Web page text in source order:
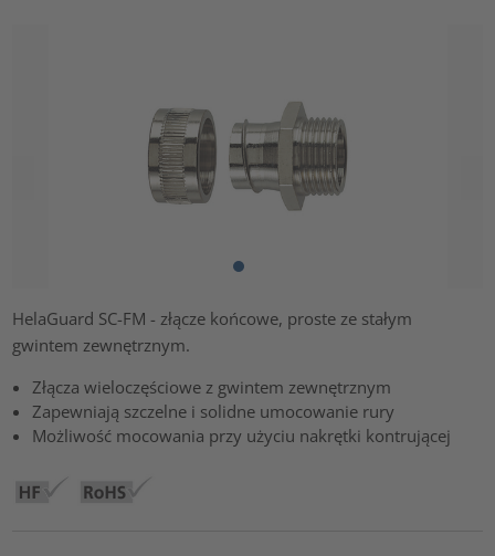
HelaGuard SC-FM - złącze końcowe, proste ze stałym
gwintem zewnętrznym.
Złącza wieloczęściowe z gwintem zewnętrznym
Zapewniają szczelne i solidne umocowanie rury
Możliwość mocowania przy użyciu nakrętki kontrującej